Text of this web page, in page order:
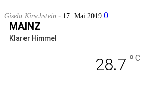
Gisela Kirschstein - 17. Mai 2019 0
MAINZ
Klarer Himmel
28.7 ° C